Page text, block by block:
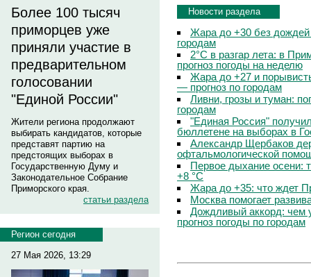
Более 100 тысяч
приморцев уже
приняли участие в
предварительном
голосовании
"Единой России"
Жители региона продолжают
выбирать кандидатов, которые
представят партию на
предстоящих выборах в
Государственную Думу и
Законодательное Собрание
Приморского края.
статьи раздела
Регион сегодня
27 Мая 2026, 13:29
Новости раздела
Жара до +30 без
городам
2°C в разгар лета: в
прогноз погоды на неделю
Жара до +27 и
— прогноз по городам
Ливни, грозы и туман:
городам
"Единая Россия"
бюллетене на выборах в
Александр Щербаков
офтальмологической
Первое дыхание осени:
+8 °C
Жара до +35: что ждет
Москва помогает
Дождливый аккорд: чем
прогноз погоды по городам